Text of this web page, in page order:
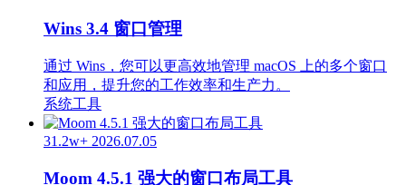
Wins 3.4 窗口管理
通过 Wins，您可以更高效地管理 macOS 上的多个窗口
和应用，提升您的工作效率和生产力。
系统工具
31.2w+ 2026.07.05
Moom 4.5.1 强大的窗口布局工具